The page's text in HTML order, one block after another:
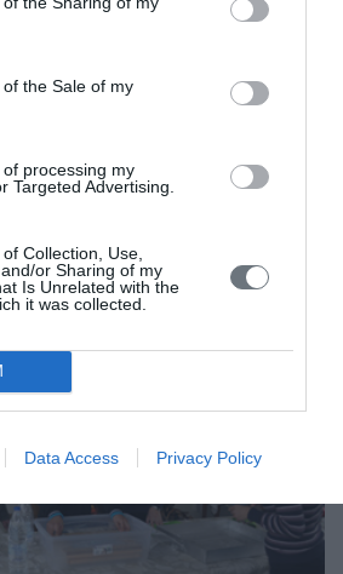
the Sale of my
processing my
Targeted Advertising.
Collection, Use,
or Sharing of my
Is Unrelated with the
it was collected.
Data Access Privacy Policy
καλές πρακτικές
ενέργειας σε
της ΟΑΚ, βασικός
της μέγιστης δυνατής